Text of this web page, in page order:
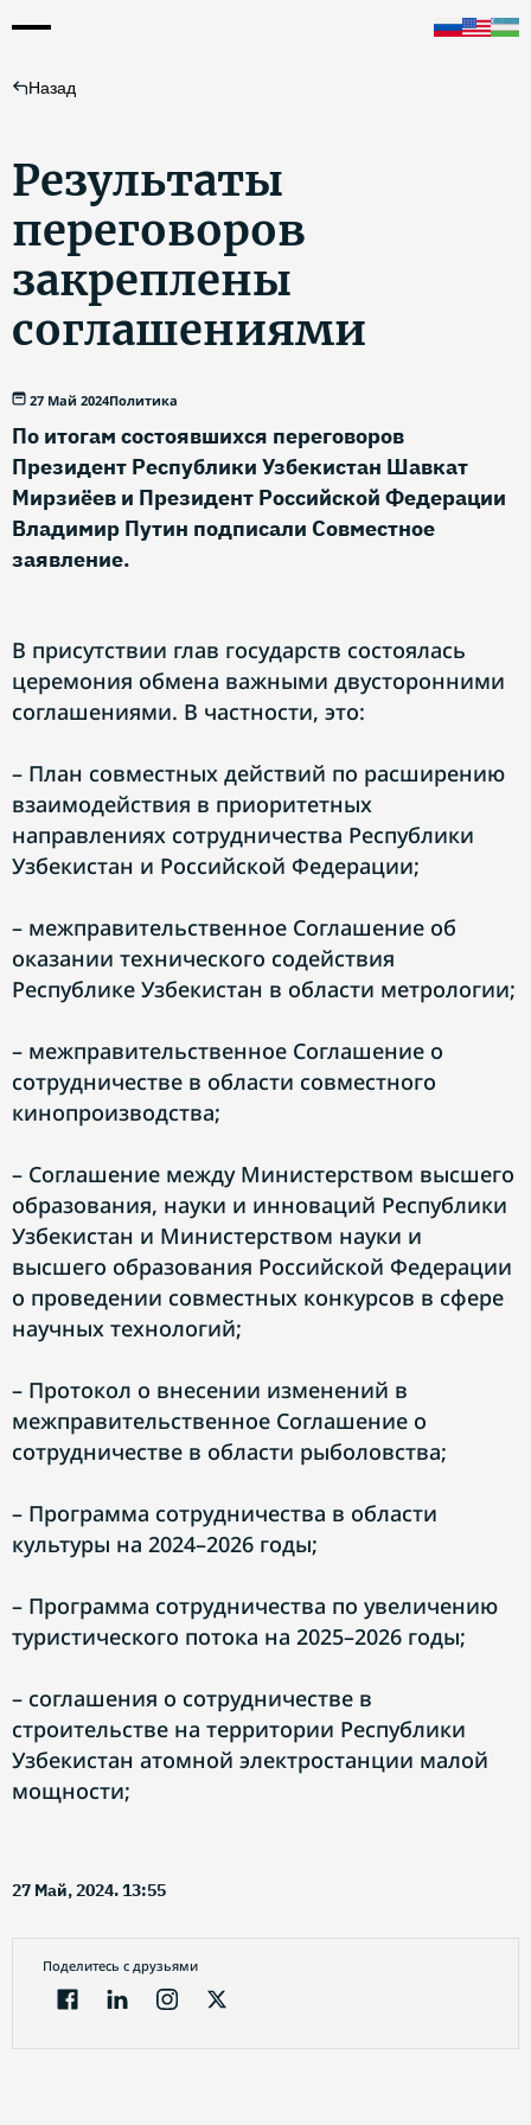
Назад
Результаты
переговоров
закреплены
соглашениями
27 Май 2024Политика
По итогам состоявшихся переговоров
Президент Республики Узбекистан Шавкат
Мирзиёев и Президент Российской Федерации
Владимир Путин подписали Совместное
заявление.
В присутствии глав государств состоялась
церемония обмена важными двусторонними
соглашениями. В частности, это:
– План совместных действий по расширению
взаимодействия в приоритетных
направлениях сотрудничества Республики
Узбекистан и Российской Федерации;
– межправительственное Соглашение об
оказании технического содействия
Республике Узбекистан в области метрологии;
– межправительственное Соглашение о
сотрудничестве в области совместного
кинопроизводства;
– Соглашение между Министерством высшего
образования, науки и инноваций Республики
Узбекистан и Министерством науки и
высшего образования Российской Федерации
о проведении совместных конкурсов в сфере
научных технологий;
– Протокол о внесении изменений в
межправительственное Соглашение о
сотрудничестве в области рыболовства;
– Программа сотрудничества в области
культуры на 2024–2026 годы;
– Программа сотрудничества по увеличению
туристического потока на 2025–2026 годы;
– соглашения о сотрудничестве в
строительстве на территории Республики
Узбекистан атомной электростанции малой
мощности;
27 Май, 2024. 13:55
Поделитесь с друзьями